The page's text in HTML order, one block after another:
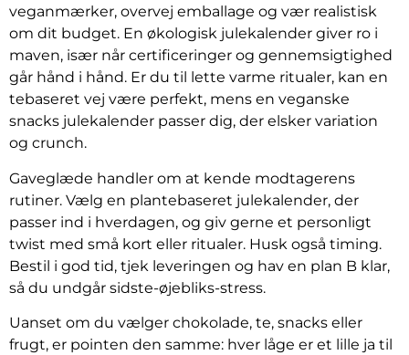
veganmærker, overvej emballage og vær realistisk
om dit budget. En økologisk julekalender giver ro i
maven, især når certificeringer og gennemsigtighed
går hånd i hånd. Er du til lette varme ritualer, kan en
tebaseret vej være perfekt, mens en veganske
snacks julekalender passer dig, der elsker variation
og crunch.
Gaveglæde handler om at kende modtagerens
rutiner. Vælg en plantebaseret julekalender, der
passer ind i hverdagen, og giv gerne et personligt
twist med små kort eller ritualer. Husk også timing.
Bestil i god tid, tjek leveringen og hav en plan B klar,
så du undgår sidste-øjebliks-stress.
Uanset om du vælger chokolade, te, snacks eller
frugt, er pointen den samme: hver låge er et lille ja til